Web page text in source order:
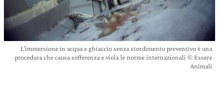
L’immersione in acqua e ghiaccio senza stordimento preventivo è una
procedura che causa sofferenza e viola le norme internazionali © Essere
Animali